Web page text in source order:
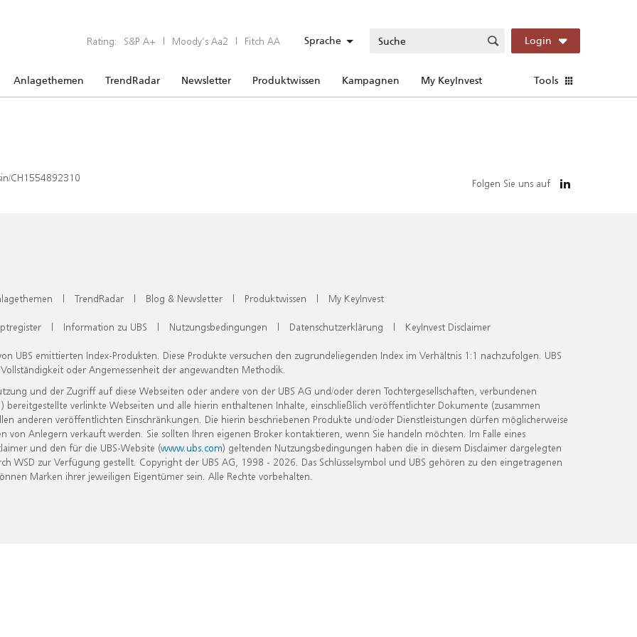
Rating: S&P A+ | Moody’s Aa2 | Fitch AA Sprache Login
Anlagethemen TrendRadar Newsletter Produktwissen Kampagnen My KeyInvest Tools
CH1554892310 Folgen Sie uns auf
| TrendRadar | Blog & Newsletter | Produktwissen | My KeyInvest
| Information zu UBS | Nutzungsbedingungen | Datenschutzerklärung | KeyInvest Disclaimer
UBS emittierten Index-Produkten. Diese Produkte versuchen den zugrundeliegenden Index im Verhältnis 1:1 nachzufolgen. UBS
oder Angemessenheit der angewandten Methodik.
und der Zugriff auf diese Webseiten oder andere von der UBS AG und/oder deren Tochtergesellschaften, verbundenen
verlinkte Webseiten und alle hierin enthaltenen Inhalte, einschließlich veröffentlichter Dokumente (zusammen
anderen veröffentlichten Einschränkungen. Die hierin beschriebenen Produkte und/oder Dienstleistungen dürfen möglicherweise
Anlegern verkauft werden. Sie sollten Ihren eigenen Broker kontaktieren, wenn Sie handeln möchten. Im Falle eines
und den für die UBS-Website (www.ubs.com) geltenden Nutzungsbedingungen haben die in diesem Disclaimer dargelegten
zur Verfügung gestellt. Copyright der UBS AG, 1998 - 2026. Das Schlüsselsymbol und UBS gehören zu den eingetragenen
Marken ihrer jeweiligen Eigentümer sein. Alle Rechte vorbehalten.